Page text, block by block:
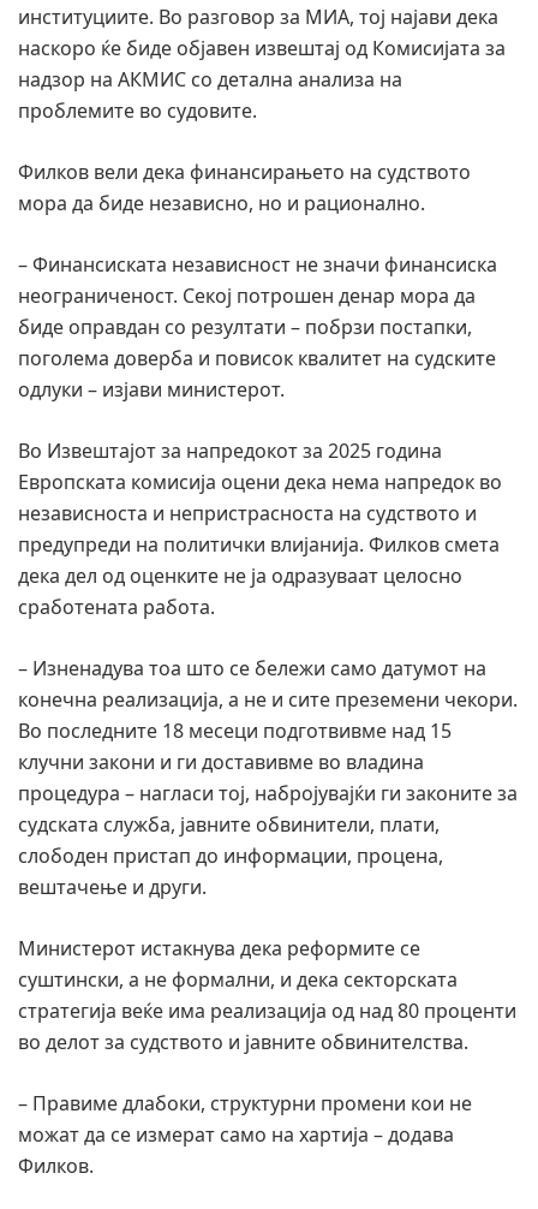
институциите. Во разговор за МИА, тој најави дека
наскоро ќе биде објавен извештај од Комисијата за
надзор на АКМИС со детална анализа на
проблемите во судовите.
Филков вели дека финансирањето на судството
мора да биде независно, но и рационално.
– Финансиската независност не значи финансиска
неограниченост. Секој потрошен денар мора да
биде оправдан со резултати – побрзи постапки,
поголема доверба и повисок квалитет на судските
одлуки – изјави министерот.
Во Извештајот за напредокот за 2025 година
Европската комисија оцени дека нема напредок во
независноста и непристрасноста на судството и
предупреди на политички влијанија. Филков смета
дека дел од оценките не ја одразуваат целосно
сработената работа.
– Изненадува тоа што се бележи само датумот на
конечна реализација, а не и сите преземени чекори.
Во последните 18 месеци подготвивме над 15
клучни закони и ги доставивме во владина
процедура – нагласи тој, набројувајќи ги законите за
судската служба, јавните обвинители, плати,
слободен пристап до информации, процена,
вештачење и други.
Министерот истакнува дека реформите се
суштински, а не формални, и дека секторската
стратегија веќе има реализација од над 80 проценти
во делот за судството и јавните обвинителства.
– Правиме длабоки, структурни промени кои не
можат да се измерат само на хартија – додава
Филков.